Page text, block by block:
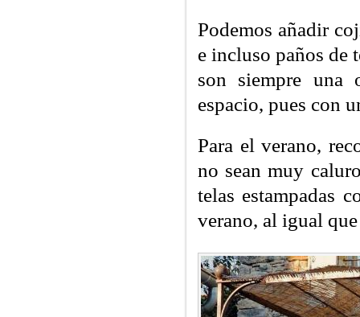
Podemos añadir
e incluso paños de
son siempre una
espacio, pues con
Para el verano,
no sean muy
telas estampadas
verano, al igual